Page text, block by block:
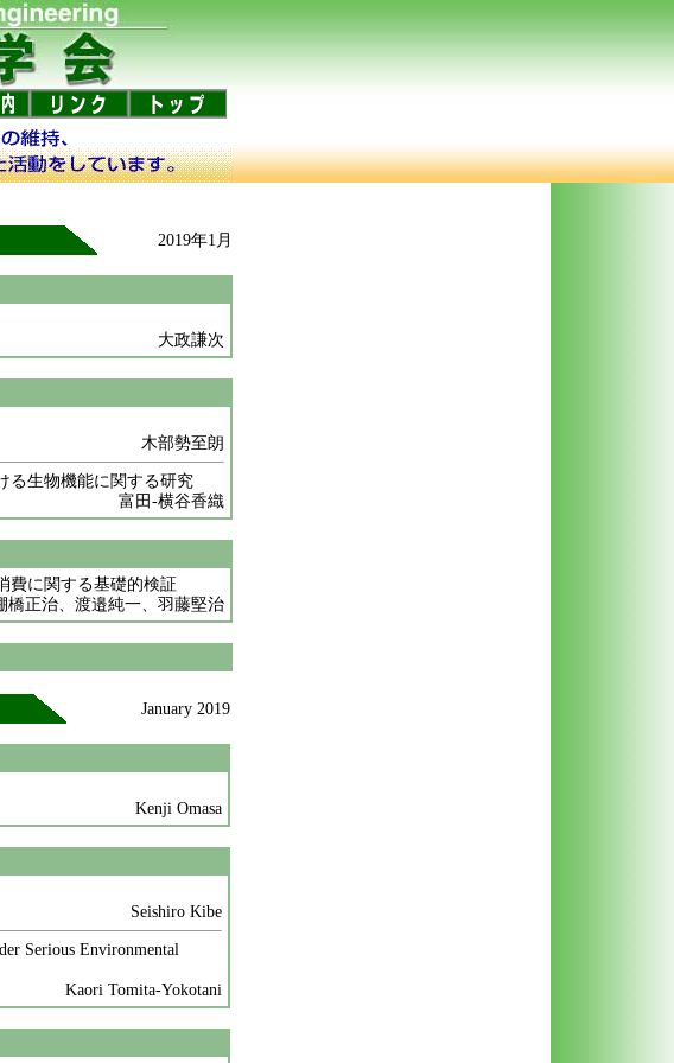
2019年1月
大政謙次
木部勢至朗
る生物機能に関する研究
富田‐横谷香織
費に関する基礎的検証
橋正治、渡邉純一、羽藤堅治
January 2019
Kenji Omasa
Seishiro Kibe
Serious Environmental
Kaori Tomita-Yokotani